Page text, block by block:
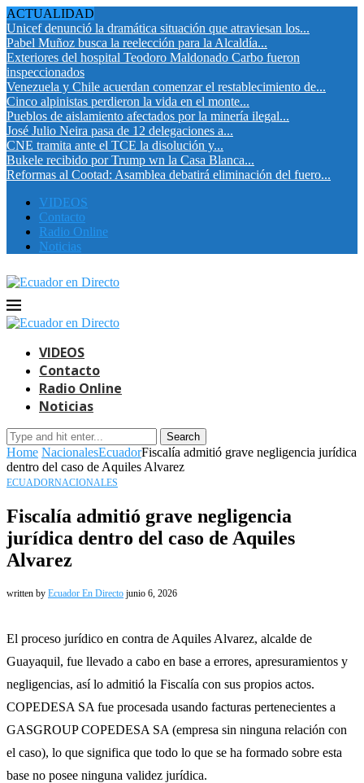
ACTUALIDAD
Unicef denunció la dramática situación que atraviesan los...
Pabel Muñoz busca la reelección para la Alcaldía...
Exteriores del hospital Teodoro Maldonado Carbo fueron
inspeccionados
Venezuela y Chile acuerdan comenzar el restablecimiento de...
Cinco alpinistas perdieron la vida en el monte...
Pueblos de aislamiento afectados por la minería ilegal...
José Julio Neira pasa de 12 delegaciones a...
CNE tramita ante el TCE la disolución y...
Bukele recibido por Trump wn la Casa Blanca...
Reformas al Cootad: Asamblea debatirá eliminación del fuero...
VIDEOS
Contacto
Radio Online
Noticias
VIDEOS
Contacto
Radio Online
Noticias
Search
Home NacionalesEcuadorFiscalía admitió grave negligencia jurídica
dentro del caso de Aquiles Alvarez
ECUADORNACIONALES
Fiscalía admitió grave negligencia
jurídica dentro del caso de Aquiles
Alvarez
written by Ecuador En Directo junio 6, 2026
El proceso jurídico en contra de Aquiles Alvarez, alcalde de
Guayaquil, fue llevado a cabo en base a errores, apresuramientos y
negligencias, así lo admitió la Fiscalía con sus propios actos.
COPEDESA SA fue procesada usando facturas pertenecientes a
GASGROUP COPEDESA SA (empresa sin ninguna relación con
el caso), lo que significa que todo lo que se ha formado sobre esta
base no posee ninguna validez jurídica.